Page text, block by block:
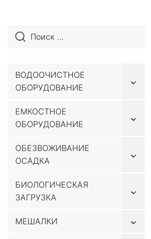
ВОДООЧИСТНОЕ
ОБОРУДОВАНИЕ
ЕМКОСТНОЕ
ОБОРУДОВАНИЕ
ОБЕЗВОЖИВАНИЕ
ОСАДКА
БИОЛОГИЧЕСКАЯ
ЗАГРУЗКА
МЕШАЛКИ